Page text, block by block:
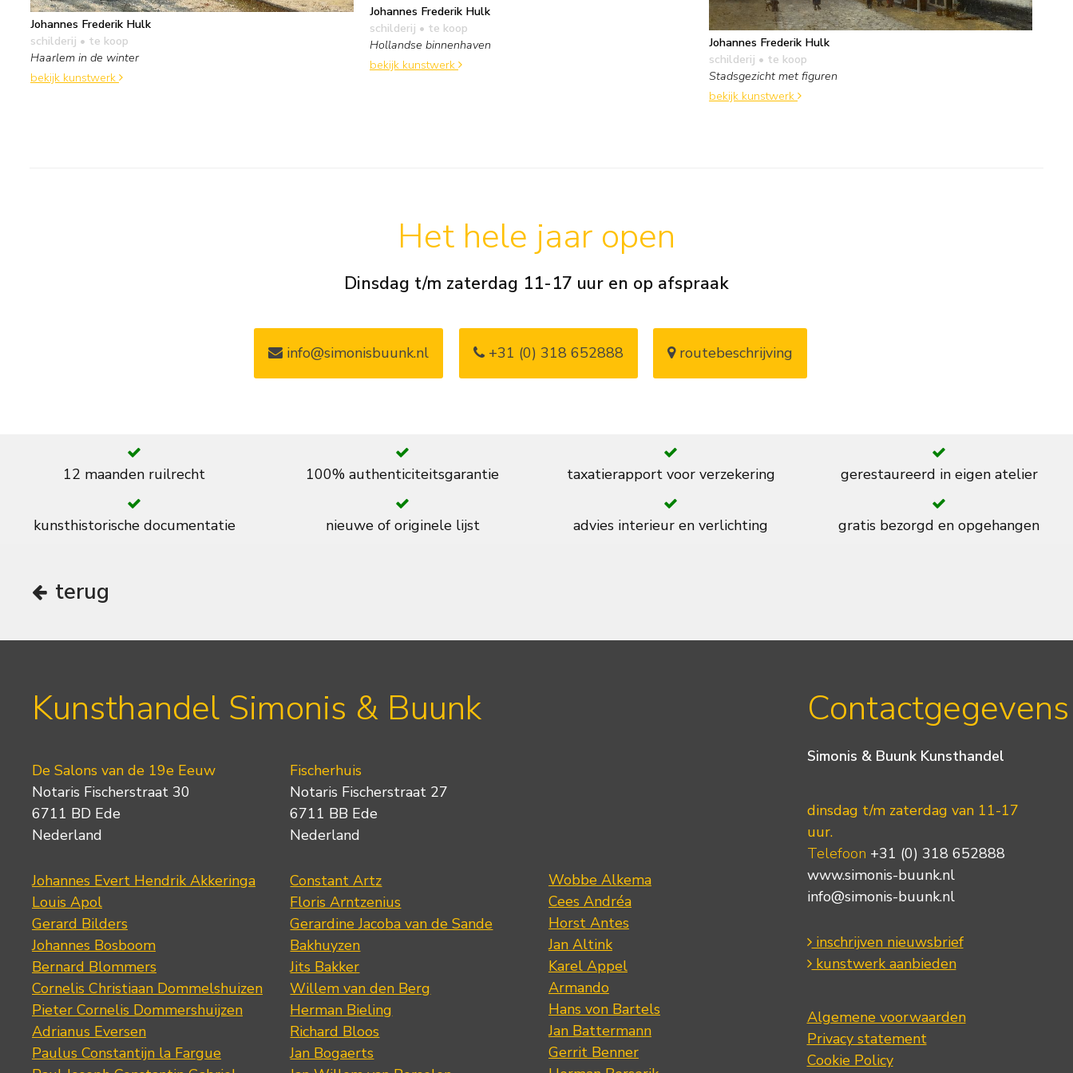
Johannes Frederik Hulk
schilderij • te koop
Haarlem in de winter
bekijk kunstwerk
Johannes Frederik Hulk
schilderij • te koop
Hollandse binnenhaven
bekijk kunstwerk
Johannes Frederik Hulk
schilderij • te koop
Stadsgezicht met figuren
bekijk kunstwerk
Het hele jaar open
Dinsdag t/m zaterdag 11-17 uur en op afspraak
info@simonisbuunk.nl +31 (0) 318 652888 routebeschrijving
12 maanden ruilrecht 100% authenticiteitsgarantie taxatierapport voor verzekering gerestaureerd in eigen atelier
kunsthistorische documentatie nieuwe of originele lijst advies interieur en verlichting gratis bezorgd en opgehangen
terug
Kunsthandel Simonis & Buunk
De Salons van de 19e Eeuw
Notaris Fischerstraat 30
6711 BD Ede
Nederland
Johannes Evert Hendrik Akkeringa
Louis Apol
Gerard Bilders
Johannes Bosboom
Bernard Blommers
Cornelis Christiaan Dommelshuizen
Pieter Cornelis Dommershuijzen
Adrianus Eversen
Paulus Constantijn la Fargue
Fischerhuis
Notaris Fischerstraat 27
6711 BB Ede
Nederland
Constant Artz
Floris Arntzenius
Gerardine Jacoba van de Sande
Bakhuyzen
Jits Bakker
Willem van den Berg
Herman Bieling
Richard Bloos
Jan Bogaerts
Wobbe Alkema
Cees Andréa
Horst Antes
Jan Altink
Karel Appel
Armando
Hans von Bartels
Jan Battermann
Gerrit Benner
Contactgegevens
Simonis & Buunk Kunsthandel
dinsdag t/m zaterdag van 11-17
uur.
Telefoon +31 (0) 318 652888
www.simonis-buunk.nl
info@simonis-buunk.nl
inschrijven nieuwsbrief
kunstwerk aanbieden
Algemene voorwaarden
Privacy statement
Cookie Policy